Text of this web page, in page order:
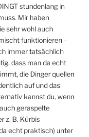
stundenlang in
Mir haben
sehr wohl auch
funktionieren –
immer tatsächlich
dass man da echt
die Dinger quellen
auf und das
kannst du, wenn
geraspelte
z. B. Kürbis
echt praktisch) unter